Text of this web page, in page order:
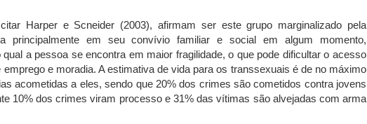
Harper e Scneider (2003), afirmam ser este grupo marginalizado pela
principalmente em seu convívio familiar e social em algum momento,
a pessoa se encontra em maior fragilidade, o que pode dificultar o acesso
e moradia. A estimativa de vida para os transsexuais é de no máximo
acometidas a eles, sendo que 20% dos crimes são cometidos contra jovens
10% dos crimes viram processo e 31% das vítimas são alvejadas com arma